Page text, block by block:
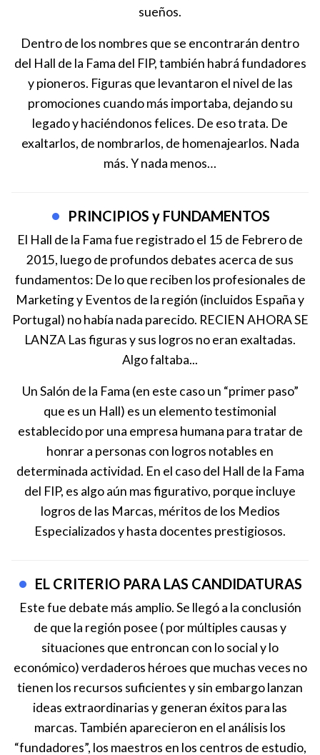
sueños.
Dentro de los nombres que se encontrarán dentro
del Hall de la Fama del FIP, también habrá fundadores
y pioneros. Figuras que levantaron el nivel de las
promociones cuando más importaba, dejando su
legado y haciéndonos felices. De eso trata. De
exaltarlos, de nombrarlos, de homenajearlos. Nada
más. Y nada menos…
PRINCIPIOS y FUNDAMENTOS
El Hall de la Fama fue registrado el 15 de Febrero de
2015, luego de profundos debates acerca de sus
fundamentos: De lo que reciben los profesionales de
Marketing y Eventos de la región (incluidos España y
Portugal) no había nada parecido. RECIEN AHORA SE
LANZA Las figuras y sus logros no eran exaltadas.
Algo faltaba...
Un Salón de la Fama (en este caso un “primer paso”
que es un Hall) es un elemento testimonial
establecido por una empresa humana para tratar de
honrar a personas con logros notables en
determinada actividad. En el caso del Hall de la Fama
del FIP, es algo aún mas figurativo, porque incluye
logros de las Marcas, méritos de los Medios
Especializados y hasta docentes prestigiosos.
EL CRITERIO PARA LAS CANDIDATURAS
Este fue debate más amplio. Se llegó a la conclusión
de que la región posee ( por múltiples causas y
situaciones que entroncan con lo social y lo
económico) verdaderos héroes que muchas veces no
tienen los recursos suficientes y sin embargo lanzan
ideas extraordinarias y generan éxitos para las
marcas. También aparecieron en el análisis los
“fundadores”, los maestros en los centros de estudio,